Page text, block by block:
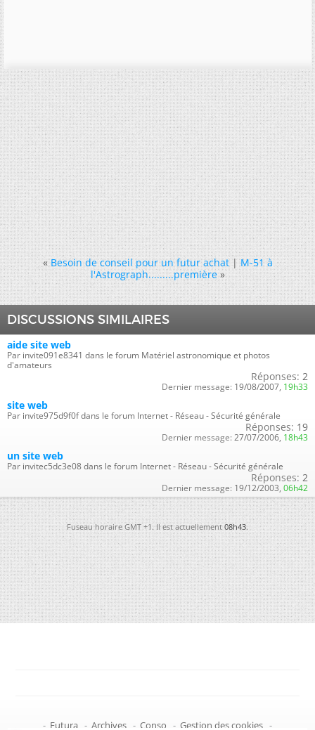
« Besoin de conseil pour un futur achat|M-51 à
l'Astrograph.........première »
DISCUSSIONS SIMILAIRES
aide site web
Par invite091e8341 dans le forum Matériel astronomique et photos
d'amateurs
Réponses: 2
Dernier message: 19/08/2007, 19h33
site web
Par invite975d9f0f dans le forum Internet - Réseau - Sécurité générale
Réponses: 19
Dernier message: 27/07/2006, 18h43
un site web
Par invitec5dc3e08 dans le forum Internet - Réseau - Sécurité générale
Réponses: 2
Dernier message: 19/12/2003, 06h42
Fuseau horaire GMT +1. Il est actuellement08h43.
- Futura - Archives - Conso - Gestion des cookies -